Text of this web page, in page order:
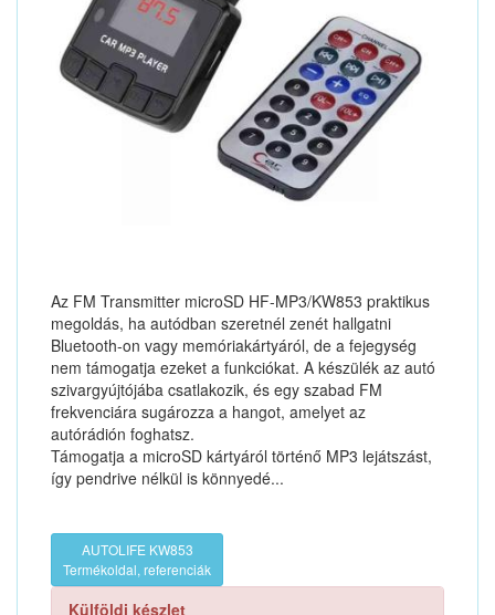
Az FM Transmitter microSD HF-MP3/KW853 praktikus
megoldás, ha autódban szeretnél zenét hallgatni
Bluetooth-on vagy memóriakártyáról, de a fejegység
nem támogatja ezeket a funkciókat. A készülék az autó
szivargyújtójába csatlakozik, és egy szabad FM
frekvenciára sugározza a hangot, amelyet az
autórádión foghatsz.
Támogatja a microSD kártyáról történő MP3 lejátszást,
így pendrive nélkül is könnyedé...
AUTOLIFE KW853
Termékoldal, referenciák
Külföldi készlet